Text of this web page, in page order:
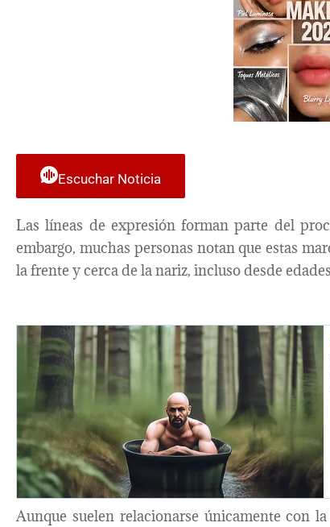
Escuchar Noticia
Las líneas de expresión forman parte del
embargo, muchas personas notan que estas
la frente y cerca de la nariz, incluso desde
Aunque suelen relacionarse únicamente con